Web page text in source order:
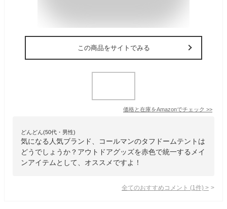
この商品をサイトでみる
価格と在庫をAmazonでチェック >>
どんどん(50代・男性)
気になる人気ブランド、コールマンのタフドームテントは
どうでしょうか？アウトドアグッズを赤色で統一するメイ
ンアイテムとして、オススメですよ！
全てのおすすめコメント (1 件) >